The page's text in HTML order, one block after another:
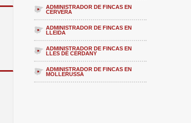
ADMINISTRADOR DE FINCAS EN
CERVERA
ADMINISTRADOR DE FINCAS EN
LLEIDA
ADMINISTRADOR DE FINCAS EN
LLES DE CERDANY
ADMINISTRADOR DE FINCAS EN
MOLLERUSSA